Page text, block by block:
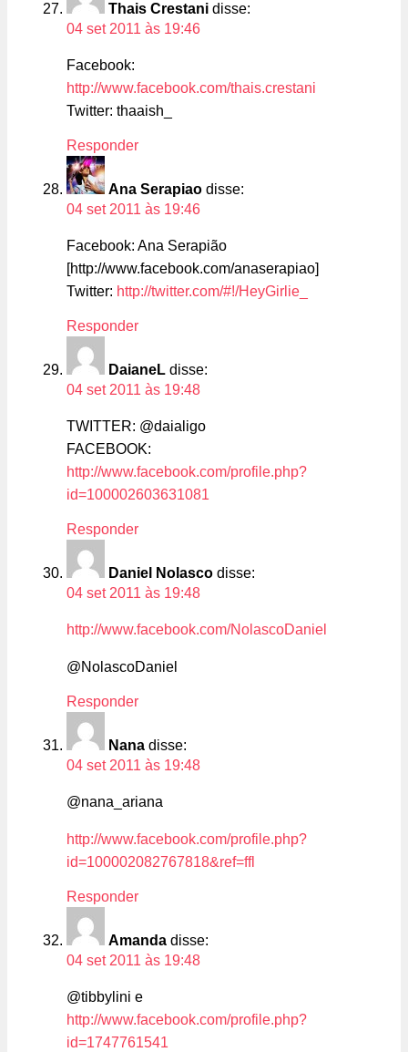
Thais Crestani disse:
04 set 2011 às 19:46
Facebook:
http://www.facebook.com/thais.crestani
Twitter: thaaish_
Responder
Ana Serapiao disse:
04 set 2011 às 19:46
Facebook: Ana Serapião
[http://www.facebook.com/anaserapiao]
Twitter: http://twitter.com/#!/HeyGirlie_
Responder
DaianeL disse:
04 set 2011 às 19:48
TWITTER: @daialigo
FACEBOOK:
http://www.facebook.com/profile.php?
id=100002603631081
Responder
Daniel Nolasco disse:
04 set 2011 às 19:48
http://www.facebook.com/NolascoDaniel
@NolascoDaniel
Responder
Nana disse:
04 set 2011 às 19:48
@nana_ariana
http://www.facebook.com/profile.php?
id=100002082767818&ref=ffl
Responder
Amanda disse:
04 set 2011 às 19:48
@tibbylini e
http://www.facebook.com/profile.php?
id=1747761541